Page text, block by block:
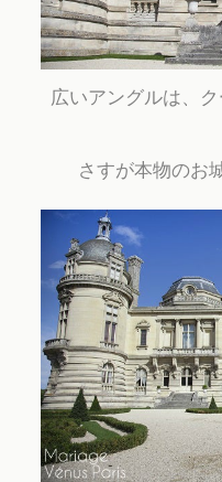
広いアングルは、
さすが本物のお